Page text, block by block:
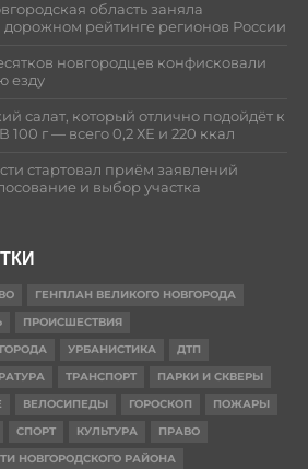
область заняла
рейтинге регионов России
новгородцев конфисковали
езду
салат, который отлично подойдёт к
100 г — всего 0,2 ХЕ и 220 ккал
стартовал приём заявлений
и выбор участка
ГЕНПЛАН ВЕЛИКОГО НОВГОРОДА
ПРОИСШЕСТВИЯ
УРБАНИСТИКА
ДТП
ТРАНСПОРТ
ПАРКИ И СКВЕРЫ
ВЕЛОСИПЕДЫ ГОРОСКОП
ПОЖАРЫ
СПОРТ КУЛЬТУРА
ПРАВО
НОВГОРОДСКОГО РАЙОНА